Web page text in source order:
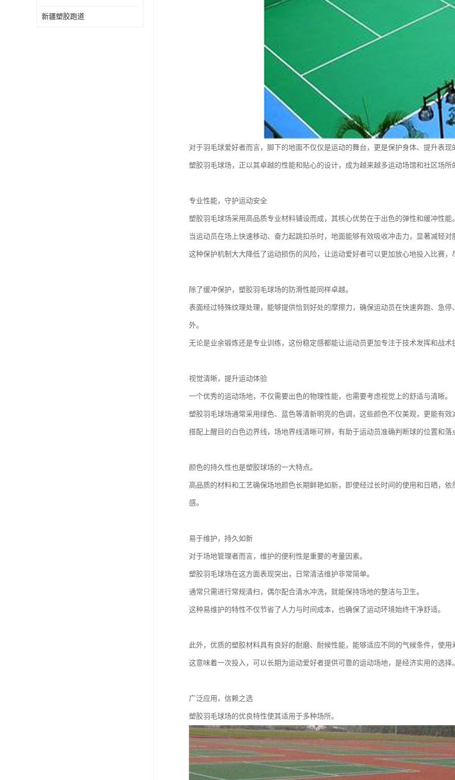
新疆塑胶跑道
对于羽毛球爱好者而言，脚下的地面不仅仅是运动的舞台，更是保护身体、提升表现
塑胶羽毛球场，正以其卓越的性能和贴心的设计，成为越来越多运动场馆和社区场所
专业性能，守护运动安全
塑胶羽毛球场采用高品质专业材料铺设而成，其核心优势在于出色的弹性和缓冲性能
当运动员在场上快速移动、奋力起跳扣杀时，地面能够有效吸收冲击力，显著减轻
这种保护机制大大降低了运动损伤的风险，让运动爱好者可以更加放心地投入比赛，
除了缓冲保护，塑胶羽毛球场的防滑性能同样卓越。
表面经过特殊纹理处理，能够提供恰到好处的摩擦力，确保运动员在快速奔跑、急
外。
无论是业余锻炼还是专业训练，这份稳定感都能让运动员更加专注于技术发挥和战术
视觉清晰，提升运动体验
一个优秀的运动场地，不仅需要出色的物理性能，也需要考虑视觉上的舒适与清晰。
塑胶羽毛球场通常采用绿色、蓝色等清新明亮的色调，这些颜色不仅美观，更能有效
搭配上醒目的白色边界线，场地界线清晰可辨，有助于运动员准确判断球的位置和
颜色的持久性也是塑胶球场的一大特点。
高品质的材料和工艺确保场地颜色长期鲜艳如新，即使经过长时间的使用和日晒，
感。
易于维护，持久如新
对于场地管理者而言，维护的便利性是重要的考量因素。
塑胶羽毛球场在这方面表现突出，日常清洁维护非常简单。
通常只需进行常规清扫，偶尔配合清水冲洗，就能保持场地的整洁与卫生。
这种易维护的特性不仅节省了人力与时间成本，也确保了运动环境始终干净舒适。
此外，优质的塑胶材料具有良好的耐磨、耐候性能，能够适应不同的气候条件，使用
这意味着一次投入，可以长期为运动爱好者提供可靠的运动场地，是经济实用的选择
广泛应用，信赖之选
塑胶羽毛球场的优良特性使其适用于多种场所。